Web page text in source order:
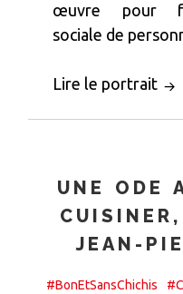
œuvre pour
sociale de
Lire le portrait
UNE ODE
JEAN-
#BonEtSansChichis